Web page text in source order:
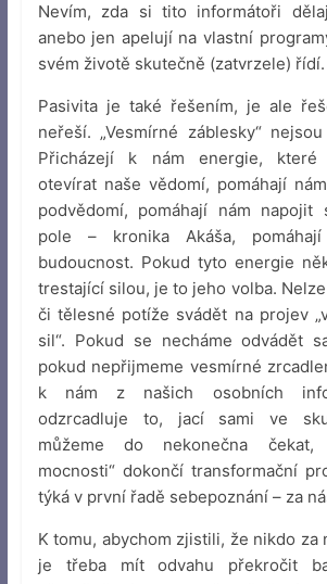
Nevím, zda si tito informátoři
anebo jen apelují na vlastní
svém životě skutečně (zatvrzele) řídí.
Pasivita je také řešením, je ale
neřeší. „Vesmírné záblesky“
Přicházejí k nám energie, které
otevírat naše vědomí, pomáhají
podvědomí, pomáhají nám
pole – kronika Akáša,
budoucnost. Pokud tyto energie
trestající silou, je to jeho volba.
či tělesné potíže svádět na projev
sil“. Pokud se necháme odvádět
pokud nepřijmeme vesmírné
k nám z našich osobních
odzrcadluje to, jací sami ve
můžeme do nekonečna čekat,
mocnosti“ dokončí transformační
týká v první řadě sebepoznání – za
K tomu, abychom zjistili, že nikdo za
je třeba mít odvahu překročit